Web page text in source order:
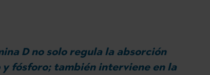
D no solo regula la absorción
y fósforo; también interviene en la